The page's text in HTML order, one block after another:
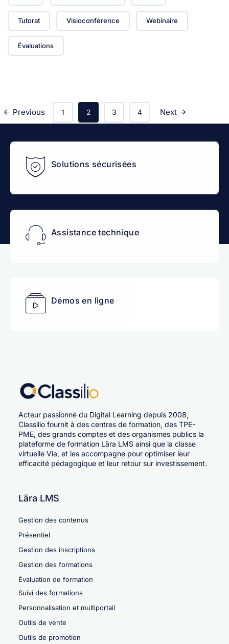
Tutorat Visioconférence Webinaire
Évaluations
Previous 1 2 3 4 Next
Solutions sécurisées
Assistance technique
Démos en ligne
Acteur passionné du Digital Learning depuis 2008,
Classilio fournit à des centres de formation, des TPE-
PME, des grands comptes et des organismes publics la
plateforme de formation Lära LMS ainsi que la classe
virtuelle Via, et les accompagne pour optimiser leur
efficacité pédagogique et leur retour sur investissement.
Lära LMS
Gestion des contenus
Présentiel
Gestion des inscriptions
Gestion des formations
Évaluation de formation
Suivi des formations
Personnalisation et multiportail
Outils de vente
Outils de promotion